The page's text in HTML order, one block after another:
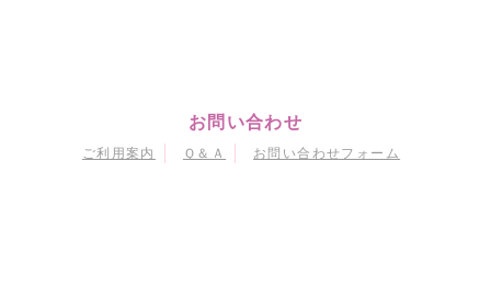
お問い合わせ
ご利用案内 Ｑ＆Ａ お問い合わせフォーム